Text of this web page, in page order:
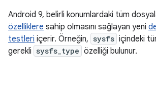
Android 9, belirli konumlardaki tüm
özelliklere sahip olmasını sağlayan yeni
testleri içerir. Örneğin, sysfs içindeki
gerekli sysfs_type özelliği bulunur.